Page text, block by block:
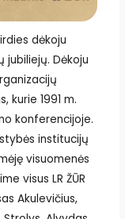
dėkoju
jubiliejų. Dėkoju
kurie 1991 m.
konferencijoje.
institucijų
visuomenės
visus LR ŽŪR
Akulevičius,